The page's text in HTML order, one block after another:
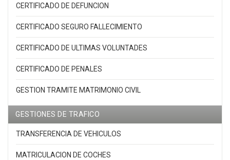
CERTIFICADO DE DEFUNCION
CERTIFICADO SEGURO FALLECIMIENTO
CERTIFICADO DE ULTIMAS VOLUNTADES
CERTIFICADO DE PENALES
GESTION TRAMITE MATRIMONIO CIVIL
GESTIONES DE TRAFICO
TRANSFERENCIA DE VEHICULOS
MATRICULACION DE COCHES